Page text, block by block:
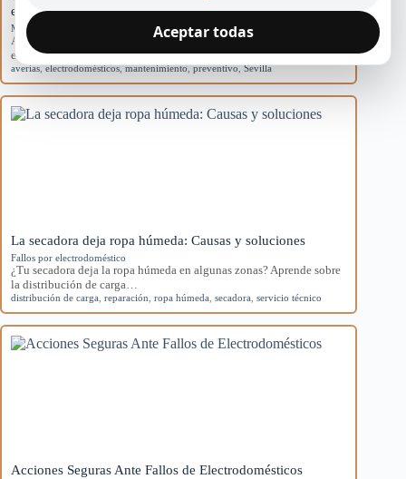
electrodomésticos
Mantenimiento preventivo
Aprende rutinas de mantenimiento para prevenir averías en tus
electrodomésticos y mejorar su eficiencia en…
averías ,electrodomésticos,mantenimiento,preventivo,Sevilla
La secadora deja ropa húmeda: Causas y soluciones
Fallos por electrodoméstico
¿Tu secadora deja la ropa húmeda en algunas zonas? Aprende sobre
la distribución de carga…
distribución de carga reparación ropa húmeda secadora servicio técnico
Acciones Seguras Ante Fallos de Electrodomésticos
Aceptar todas